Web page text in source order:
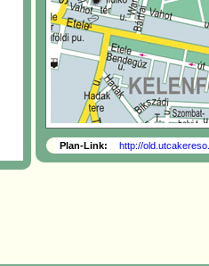
Plan-Link: http://